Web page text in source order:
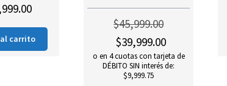
carrito
$45,999.00
precio
original
era:
$39,999.00El
precio
actual
o en 4 cuotas con tarjeta de
DÉBITO SIN interés de:
$9,999.75